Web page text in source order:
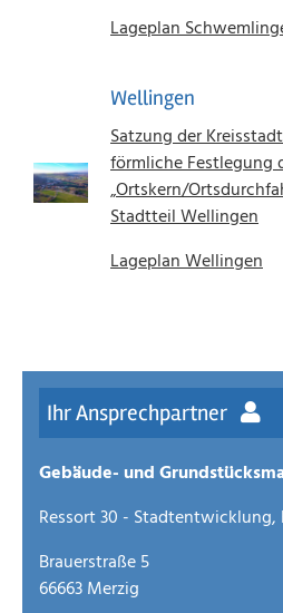
Lageplan
Wellingen
Satzung der
förmliche Festlegung
„Ortskern/
Stadtteil Wellingen
Lageplan Wellingen
Ihr Ansprechpartner
Gebäude- und
Ressort 30 -
Brauerstraße 5
66663 Merzig